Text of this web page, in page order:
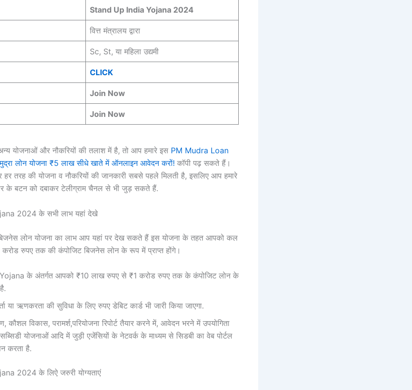
Stand Up India Yojana 2024
वित्त मंत्रालय द्वारा
Sc, St, या महिला उद्यमी
CLICK
Join Now
Join Now
योजनाओं और नौकरियों की तलाश में है, तो आप हमारे इस PM Mudra Loan
लोन योजना ₹5 लाख सीधे खाते में ऑनलाइन आवेदन करों! कॉपी पढ़ सकते हैं।
हर तरह की योजना व नौकरियों की जानकारी सबसे पहले मिलती है, इसलिए आप हमारे
के बटन को दबाकर टेलीग्राम चैनल से भी जुड़ सकते हैं.
2024 के सभी लाभ यहां देखे
बिजनेस लोन योजना का लाभ आप यहां पर देख सकते हैं इस योजना के तहत आपको कल
रुपए तक की कंपोजिट बिजनेस लोन के रूप में प्राप्त होंगे।
के अंतर्गत आपको ₹10 लाख रुपए से ₹1 करोड रुपए तक के कंपोजिट लोन के
या ऋणकरता की सुविधा के लिए रुपए डेबिट कार्ड भी जारी किया जाएगा.
कौशल विकास, परामर्श,परियोजना रिपोर्ट तैयार करने में, आवेदन भरने में उपयोगिता
योजनाओं आदि में जुड़ी एजेंसियों के नेटवर्क के माध्यम से सिडबी का वेब पोर्टल
करता है.
2024 के लिऐ जरुरी योग्यताएं